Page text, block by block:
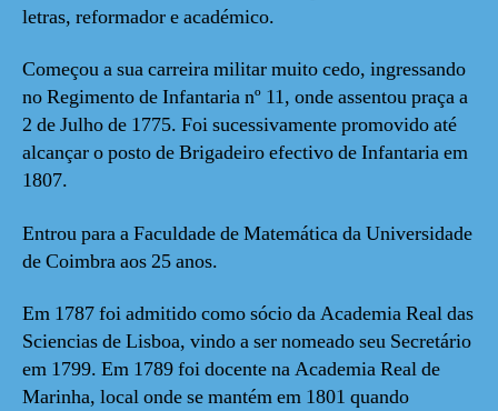
letras, reformador e académico.
Começou a sua carreira militar muito cedo, ingressando
no Regimento de Infantaria nº 11, onde assentou praça a
2 de Julho de 1775. Foi sucessivamente promovido até
alcançar o posto de Brigadeiro efectivo de Infantaria em
1807.
Entrou para a Faculdade de Matemática da Universidade
de Coimbra aos 25 anos.
Em 1787 foi admitido como sócio da Academia Real das
Sciencias de Lisboa, vindo a ser nomeado seu Secretário
em 1799. Em 1789 foi docente na Academia Real de
Marinha, local onde se mantém em 1801 quando